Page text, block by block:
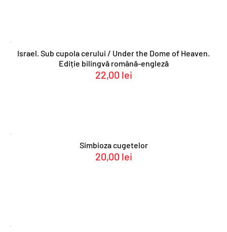
Israel. Sub cupola cerului / Under the Dome of Heaven.
Ediție bilingvă română-engleză
22,00 lei
Simbioza cugetelor
20,00 lei